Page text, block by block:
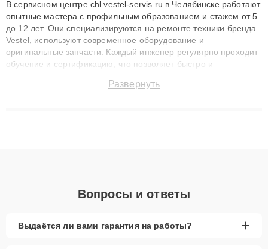
В сервисном центре chl.vestel-servis.ru в Челябинске работают
опытные мастера с профильным образованием и стажем от 5
до 12 лет. Они специализируются на ремонте техники бренда
Vestel, используют современное оборудование и
оригинальные запчасти. Каждый инженер регулярно проходит
обучение и сертификацию, что позволяет быстро и
сохранением гарантии до 3 лет. Наши мастера решают
Развернуть
Вопросы и ответы
Выдаётся ли вами гарантия на работы? +